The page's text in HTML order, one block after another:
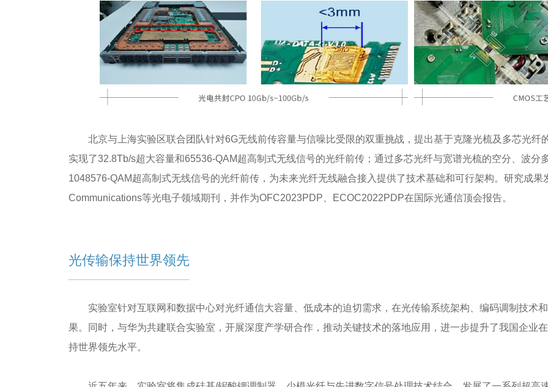
北京与上海实验区联合团队针对6G无线前传容量与信噪比受限的双重挑战，提出基于克隆光梳及多芯光纤
实现了32.8Tb/s超大容量和65536-QAM超高制式无线信号的光纤前传；通过多芯光纤与宽谱光梳的空分、波分
1048576-QAM超高制式无线信号的光纤前传，为未来光纤无线融合接入提供了技术基础和可行架构。研究成
Communications等光电子领域期刊，并作为OFC2023PDP、ECOC2022PDP在国际光通信顶会报告。
光传输保持世界领先
实验室针对互联网和数据中心对光纤通信大容量、低成本的迫切需求，在光传输系统架构、编码调制技术
果。同时，与华为共建联合实验室，开展深度产学研合作，推动关键技术的落地应用，进一步提升了我国企业
持世界领先水平。